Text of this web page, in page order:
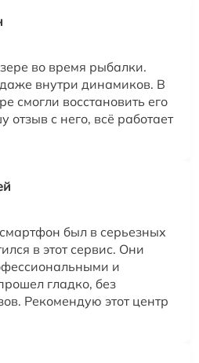
во время рыбалки.
внутри динамиков. В
смогли восстановить его
отзыв с него, всё работает
был в серьезных
в этот сервис. Они
и
гладко, без
Рекомендую этот центр